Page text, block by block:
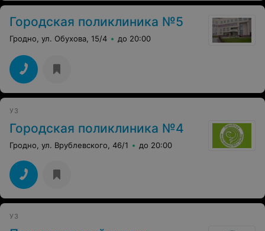
Городская поликлиника №5
Гродно, ул. Обухова, 15/4 до 20:00
УЗ
Городская поликлиника №4
Гродно, ул. Врублевского, 46/1 до 20:00
УЗ